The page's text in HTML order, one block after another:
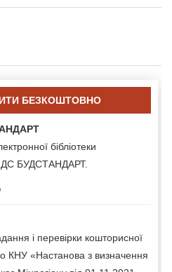
БЕЗКОШТОВНО
бібліотеки
ІДС БУДСТАНДАРТ.
і перевірки кошторисної
КНУ «Настанова з визначення